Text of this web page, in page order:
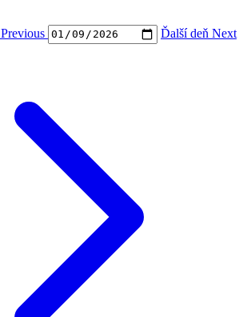
Previous Ďalší deň Next